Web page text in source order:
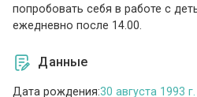
попробовать себя в работе с
ежедневно после 14.00.
Данные
Дата рождения:30 августа 1993 г.